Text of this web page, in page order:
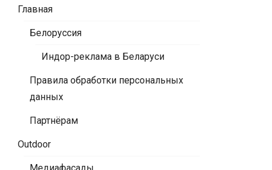
Главная
Белоруссия
Индор-реклама в Беларуси
Правила обработки персональных
данных
Партнёрам
Outdoor